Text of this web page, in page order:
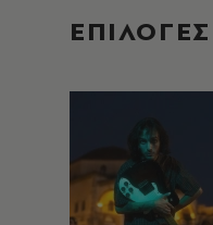
EΠΙΛΟΓΈΣ